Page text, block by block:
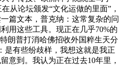
从论坛颁发“文化运做的里面”，
篇文本，普克纳：这常复杂的问
用这些工具。现正在几乎70%的
朗普打消哈佛招收外国粹生天分
是有些纷歧样，我想这就是我正
意到。我认为正在过去10年里，